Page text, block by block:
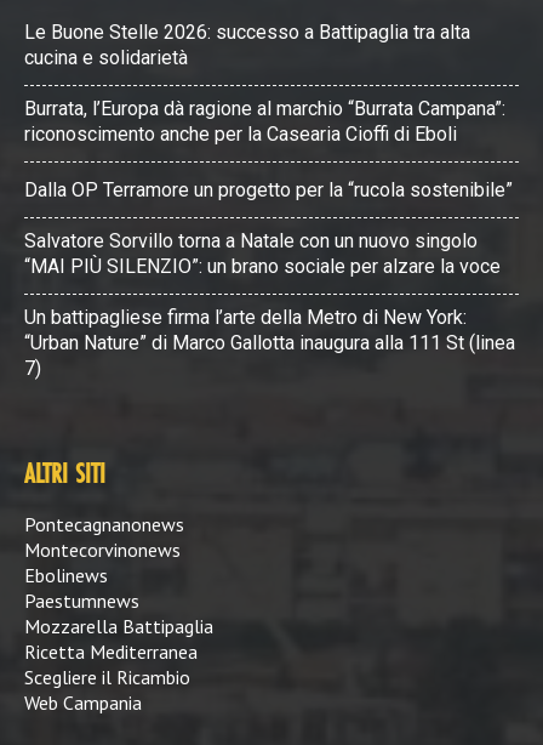
Le Buone Stelle 2026: successo a Battipaglia tra alta
cucina e solidarietà
Burrata, l’Europa dà ragione al marchio “Burrata Campana”:
riconoscimento anche per la Casearia Cioffi di Eboli
Dalla OP Terramore un progetto per la “rucola sostenibile”
Salvatore Sorvillo torna a Natale con un nuovo singolo
“MAI PIÙ SILENZIO”: un brano sociale per alzare la voce
Un battipagliese firma l’arte della Metro di New York:
“Urban Nature” di Marco Gallotta inaugura alla 111 St (linea
7)
ALTRI SITI
Pontecagnanonews
Montecorvinonews
Ebolinews
Paestumnews
Mozzarella Battipaglia
Ricetta Mediterranea
Scegliere il Ricambio
Web Campania